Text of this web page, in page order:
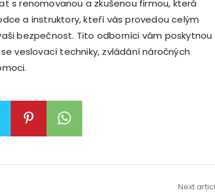
s renomovanou a zkušenou firmou, která
a instruktory, kteří vás provedou celým
bezpečnost. Tito odborníci vám poskytnou
veslovací techniky, zvládání náročných
Next